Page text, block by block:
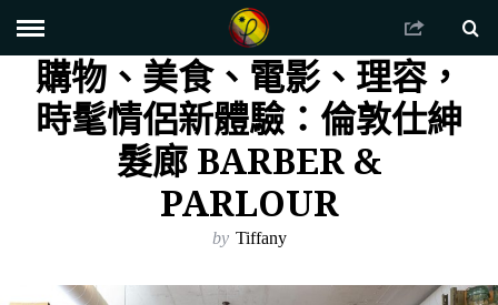
購物、美食、電影、理容，
時髦情侶新體驗：倫敦仕紳
髮廊 BARBER &
PARLOUR
by Tiffany